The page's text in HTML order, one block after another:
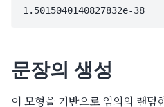
문장의 생성
이 모형을 기반으로 임의의 랜덤